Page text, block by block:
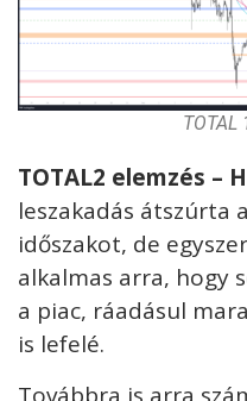
TOTAL
TOTAL2 elemzés –
leszakadás átszúrta
időszakot, de
alkalmas arra, hogy
a piac, ráadásul
is lefelé.